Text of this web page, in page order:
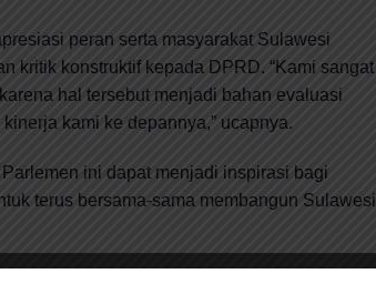
peran serta masyarakat Sulawesi
kritik konstruktif kepada DPRD. “Kami sangat
hal tersebut menjadi bahan evaluasi
kami ke depannya,” ucapnya.
ini dapat menjadi inspirasi bagi
terus bersama-sama membangun Sulawesi
parlemen di seluruh Indonesia semakin